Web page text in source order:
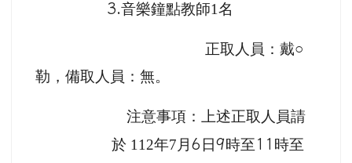
3.音樂鐘點教師1名
正取人員：戴○
勒，備取人員：無。
注意事項：上述正取人員請
於 112年7 月 6 日 9時至 11 時至